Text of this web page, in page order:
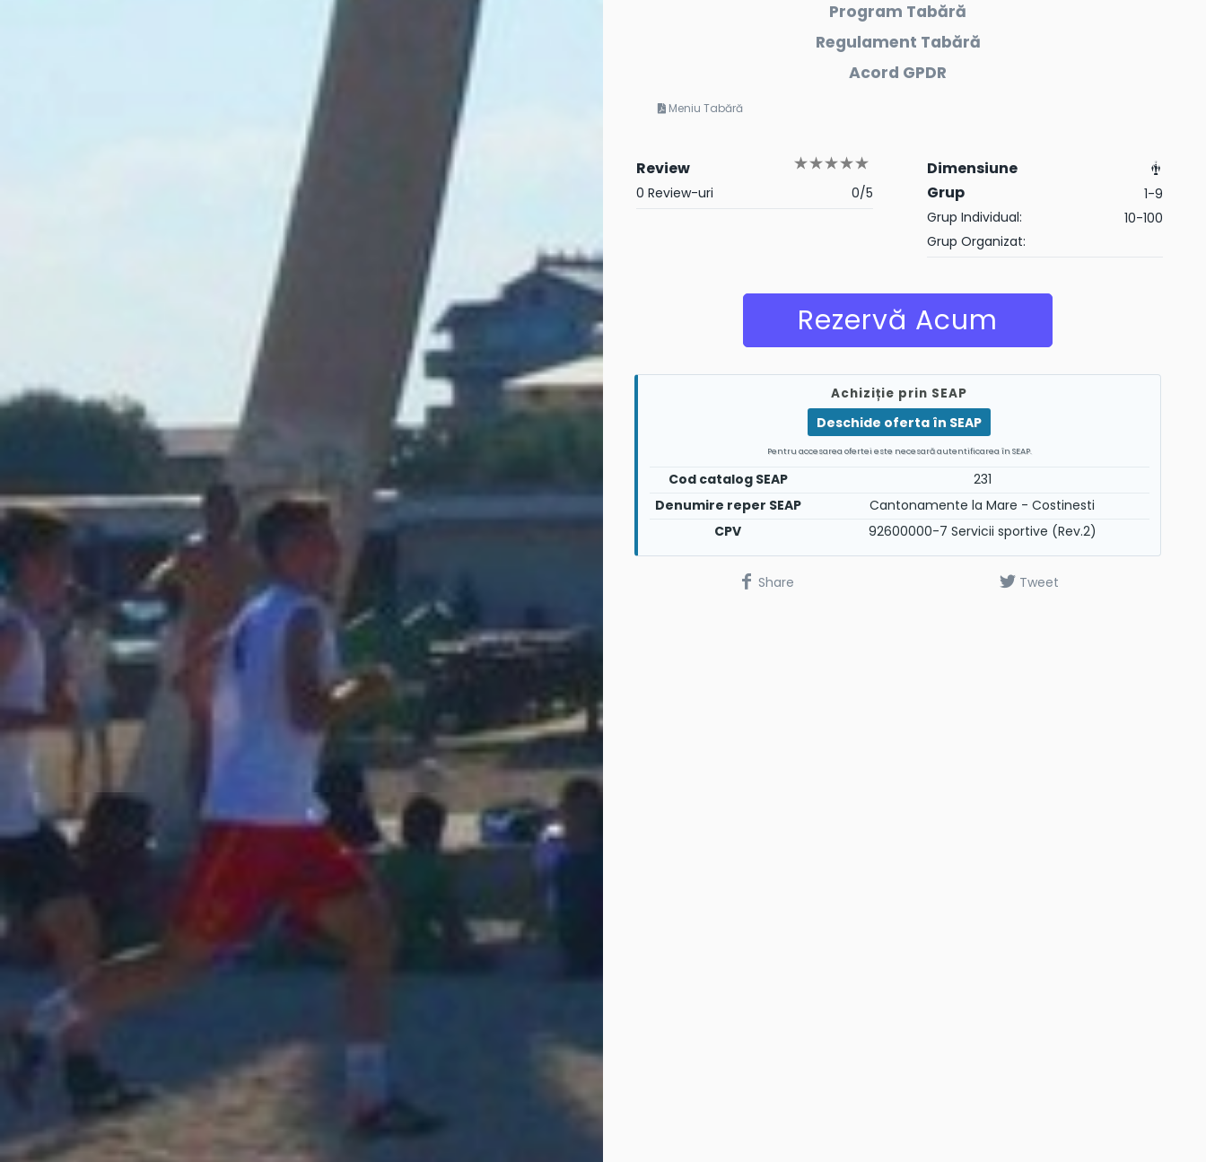
Program Tabără
Regulament Tabără
Acord GPDR
Meniu Tabără
Review
0 Review-uri 0/5
Dimensiune
Grup
Grup Individual:
Grup Organizat:
1-9
10-100
Rezervă Acum
Achiziție prin SEAP
Deschide oferta în SEAP
Pentru accesarea ofertei este necesară autentificarea în SEAP.
Cod catalog SEAP
231
Denumire reper SEAP
Cantonamente la Mare - Costinesti
CPV
92600000-7 Servicii sportive (Rev.2)
Share Tweet